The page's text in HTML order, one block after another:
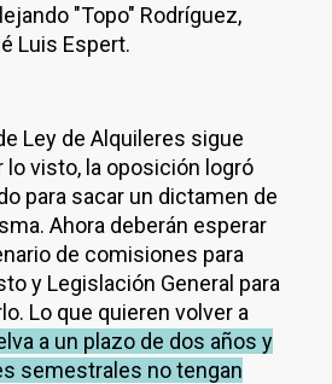
"Topo" Rodríguez,
Luis Espert.
Ley de Alquileres sigue
visto, la oposición logró
para sacar un dictamen de
Ahora deberán esperar
de comisiones para
y Legislación General para
Lo que quieren volver a
a un plazo de dos años y
semestrales no tengan